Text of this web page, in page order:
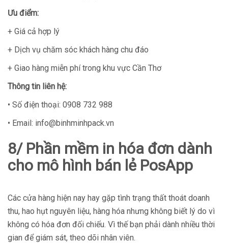
Ưu điểm:
+ Giá cả hợp lý
+ Dịch vụ chăm sóc khách hàng chu đáo
+ Giao hàng miễn phí trong khu vực Cần Thơ
Thông tin liên hệ:
• Số điện thoại: 0908 732 988
• Email: info@binhminhpack.vn
8/ Phần mềm in hóa đơn dành
cho mô hình bán lẻ PosApp
Các cửa hàng hiện nay hay gặp tình trạng thất thoát doanh
thu, hao hụt nguyên liệu, hàng hóa nhưng không biết lý do vì
không có hóa đơn đối chiếu. Vì thế bạn phải dành nhiều thời
gian để giám sát, theo dõi nhân viên.